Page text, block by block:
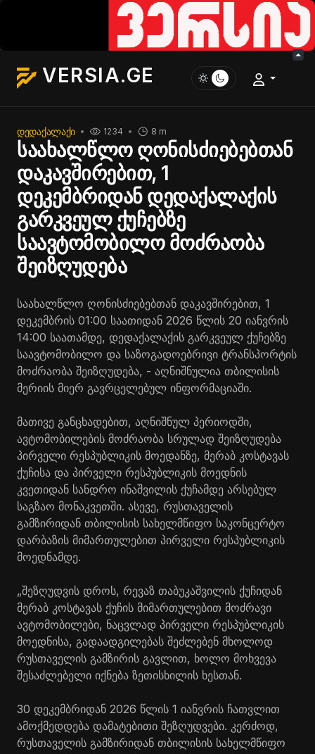
VERSIA.GE
ᲓᲔᲓᲐᲥᲐᲚᲐᲥᲘ 8 m
1234
საახალწლო ღონისძიებებთან
დაკავშირებით, 1
დეკემბრიდან დედაქალაქის
გარკვეულ ქუჩებზე
საავტომობილო მოძრაობა
შეიზღუდება
საახალწლო ღონისძიებებთან დაკავშირებით, 1
დეკემბრის 01:00 საათიდან 2026 წლის 20 იანვრის
14:00 საათამდე, დედაქალაქის გარკვეულ ქუჩებზე
საავტომობილო და საზოგადოებრივი ტრანსპორტის
მოძრაობა შეიზღუდება, - აღნიშნულია თბილისის
მერიის მიერ გავრცელებულ ინფორმაციაში.
მათივე განცხადებით, აღნიშნულ პერიოდში,
ავტომობილების მოძრაობა სრულად შეიზღუდება
პირველი რესპუბლიკის მოედანზე, მერაბ კოსტავას
ქუჩისა და პირველი რესპუბლიკის მოედნის
კვეთიდან სანდრო ინაშვილის ქუჩამდე არსებულ
საგზაო მონაკვეთში. ასევე, რუსთაველის
გამზირიდან თბილისის სახელმწიფო საკონცერტო
დარბაზის მიმართულებით პირველი რესპუბლიკის
მოედნამდე.
„შეზღუდვის დროს, რევაზ თაბუკაშვილის ქუჩიდან
მერაბ კოსტავას ქუჩის მიმართულებით მოძრავი
ავტომობილები, ნაცვლად პირველი რესპუბლიკის
მოედნისა, გადაადგილებას შეძლებენ მხოლოდ
რუსთაველის გამზირის გავლით, ხოლო მოხვევა
შესაძლებელი იქნება ზეთისხილის ხესთან.
30 დეკემბრიდან 2026 წლის 1 იანვრის ჩათვლით
ამოქმედდება დამატებითი შეზღუდვები. კერძოდ,
რუსთაველის გამზირიდან თბილისის სახელმწიფო